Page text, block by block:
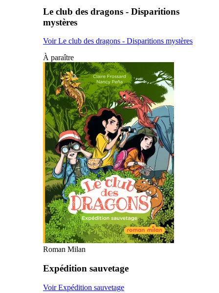
Le club des dragons - Disparitions
mystères
Voir Le club des dragons - Disparitions mystères
À paraître
Roman Milan
Expédition sauvetage
Voir Expédition sauvetage